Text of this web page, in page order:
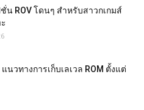
น ROV โดนๆ สำหรับสาวกเกมส์
นวทางการเก็บเลเวล ROM ตั้งแต่